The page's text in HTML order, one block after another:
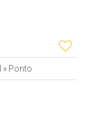
» Ponto